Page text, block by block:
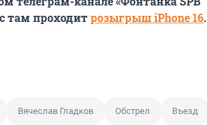
там проходитрозыгрыш iPhone 16.
Вячеслав Гладков Обстрел Въезд